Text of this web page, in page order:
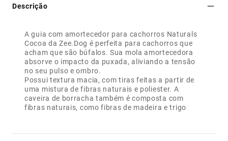
Descrição
A guia com amortecedor para cachorros Naturals
Cocoa da Zee.Dog é perfeita para cachorros que
acham que são búfalos. Sua mola amortecedora
absorve o impacto da puxada, aliviando a tensão
no seu pulso e ombro.
Possui textura macia, com tiras feitas a partir de
uma mistura de fibras naturais e poliester. A
caveira de borracha também é composta com
fibras naturais, como fibras de madeira e trigo